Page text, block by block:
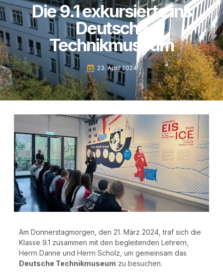
Die 9.1 exkursierte ins
Deutsche
Technikmuseum
23. April 2024
Am Don­ners­tag­mor­gen, den 21. März 2024, traf sich die
Klas­se 9.1 zusam­men mit den beglei­ten­den Leh­rern,
Herrn Dan­ne und Herrn Scholz, um gemein­sam das
Deut­sche Tech­nik­mu­se­um zu besuchen.